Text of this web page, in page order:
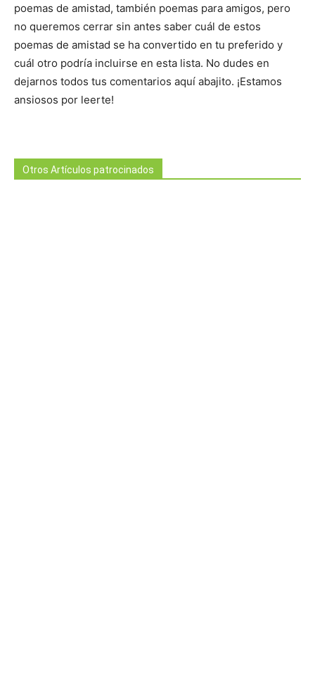
poemas de amistad, también poemas para amigos, pero
no queremos cerrar sin antes saber cuál de estos
poemas de amistad se ha convertido en tu preferido y
cuál otro podría incluirse en esta lista. No dudes en
dejarnos todos tus comentarios aquí abajito. ¡Estamos
ansiosos por leerte!
Otros Artículos patrocinados